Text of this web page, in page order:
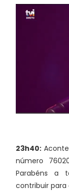
23h40:
número
Parabéns a
contribuir para